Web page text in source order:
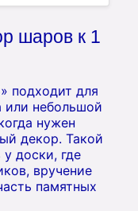
шаров к 1
подходит для
или небольшой
нужен
декор. Такой
у доски, где
вручение
памятных